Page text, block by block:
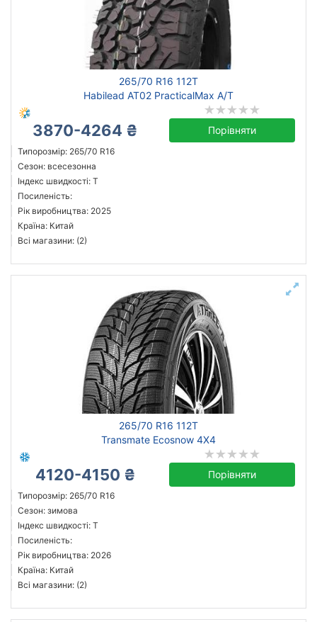
265/70 R16 112T
Habilead AT02 PracticalMax A/T
3870-4264 ₴ Порівняти
Типорозмір: 265/70 R16
Сезон: всесезонна
Індекс швидкості: T
Посиленість:
Рік виробництва: 2025
Країна: Китай
Всі магазини: (2)
265/70 R16 112T
Transmate Ecosnow 4X4
4120-4150 ₴ Порівняти
Типорозмір: 265/70 R16
Сезон: зимова
Індекс швидкості: T
Посиленість:
Рік виробництва: 2026
Країна: Китай
Всі магазини: (2)